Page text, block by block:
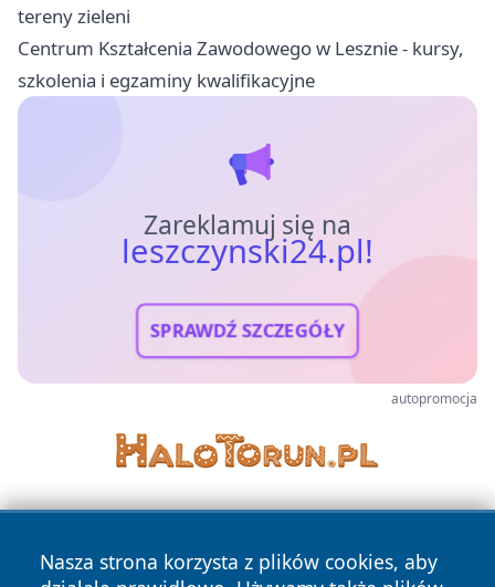
tereny zieleni
Centrum Kształcenia Zawodowego w Lesznie - kursy,
szkolenia i egzaminy kwalifikacyjne
Zareklamuj się na
leszczynski24.pl!
SPRAWDŹ SZCZEGÓŁY
autopromocja
Nasza strona korzysta z plików cookies, aby